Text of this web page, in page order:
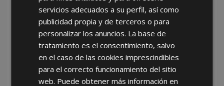
*Abstenerse particulares, sólo venta a tiendas y empresas minoristas y
servicios adecuados a su perfil, así como
publicidad propia y de terceros o para
personalizar los anuncios. La base de
tratamiento es el consentimiento, salvo
en el caso de las cookies imprescindibles
para el correcto funcionamiento del sitio
web. Puede obtener más información en